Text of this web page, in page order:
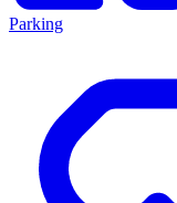
Parking